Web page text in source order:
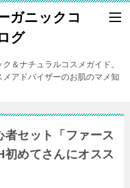
ガニックコ
グ
＆ナチュラルコスメガイド。
アドバイザーのお肌のマメ知
セット「ファース
初めてさんにオスス